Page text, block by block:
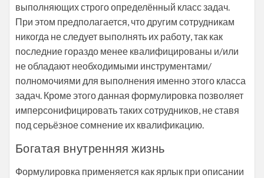
выполняющих строго определённый класс задач.
При этом предполагается, что другим сотрудникам
никогда не следует выполнять их работу, так как
последние гораздо менее квалифицированы и/или
не обладают необходимыми инструментами/
полномочиями для выполнения именно этого класса
задач. Кроме этого данная формулировка позволяет
имперсонифицировать таких сотрудников, не ставя
под серьёзное сомнение их квалификацию.
Богатая внутренняя жизнь
Формулировка применяется как ярлык при описании